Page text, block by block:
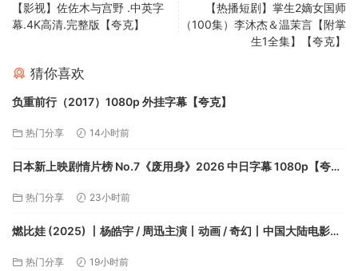
【影视】佐佐木与宫野 .中英字
幕.4K高清.完整版【夸克】
【热播短剧】掌生2嫡女国师
（100集）李沐杰＆温茉言【附掌
生1全集】【夸克】
猜你喜欢
负重前行（2017）1080p 外挂字幕【夸克】
热门分享 14小时前
日本新上映剧情片榜 No.7《废用身》2026 中日字幕 1080p【夸
热门分享 23小时前
燃比娃 (2025) 丨杨皓宇 / 周迅主演丨动画 / 奇幻丨中国大陆电影
热门分享 19小时前